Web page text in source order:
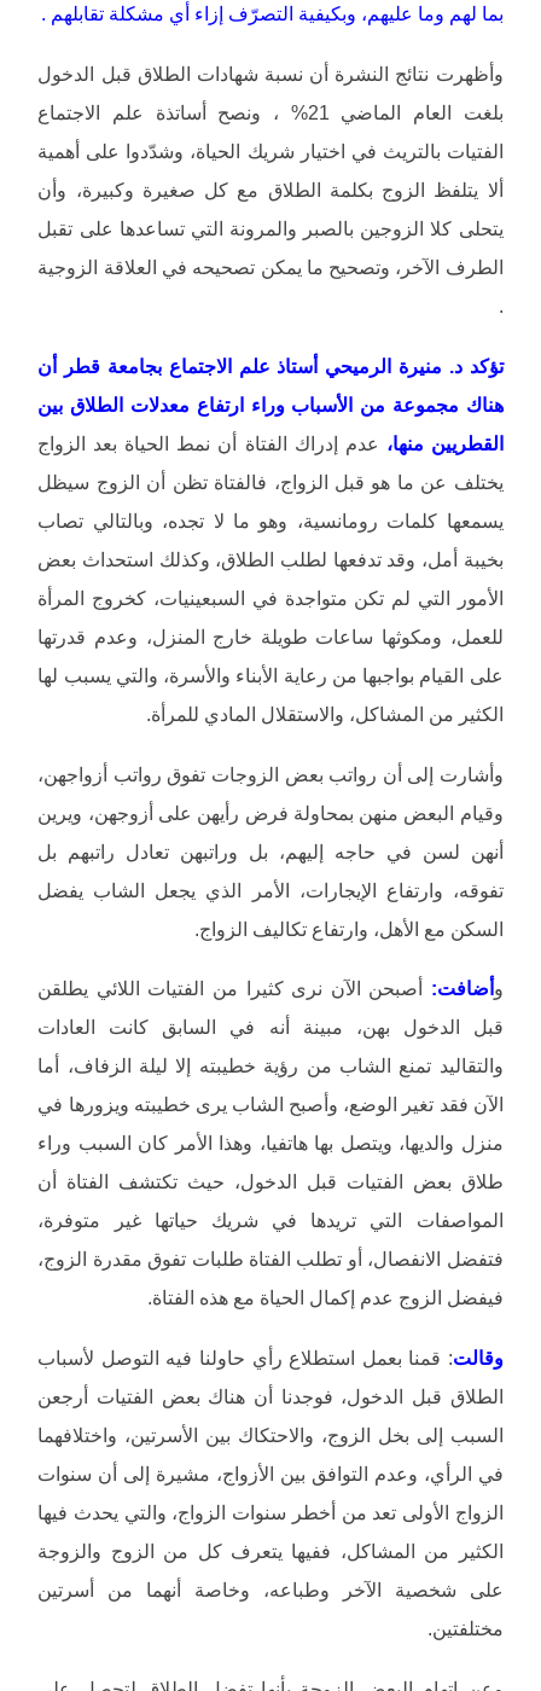
بما لهم وما عليهم، وبكيفية التصرّف إزاء أي مشكلة تقابلهم .
وأظهرت نتائج النشرة أن نسبة شهادات الطلاق قبل الدخول
بلغت العام الماضي 21% ، ونصح أساتذة علم الاجتماع
الفتيات بالتريث في اختيار شريك الحياة، وشدّدوا على أهمية
ألا يتلفظ الزوج بكلمة الطلاق مع كل صغيرة وكبيرة، وأن
يتحلى كلا الزوجين بالصبر والمرونة التي تساعدها على تقبل
الطرف الآخر، وتصحيح ما يمكن تصحيحه في العلاقة الزوجية
.
تؤكد د. منيرة الرميحي أستاذ علم الاجتماع بجامعة قطر أن
هناك مجموعة من الأسباب وراء ارتفاع معدلات الطلاق بين
القطريين منها، عدم إدراك الفتاة أن نمط الحياة بعد الزواج
يختلف عن ما هو قبل الزواج، فالفتاة تظن أن الزوج سيظل
يسمعها كلمات رومانسية، وهو ما لا تجده، وبالتالي تصاب
بخيبة أمل، وقد تدفعها لطلب الطلاق، وكذلك استحداث بعض
الأمور التي لم تكن متواجدة في السبعينيات، كخروج المرأة
للعمل، ومكوثها ساعات طويلة خارج المنزل، وعدم قدرتها
على القيام بواجبها من رعاية الأبناء والأسرة، والتي يسبب لها
الكثير من المشاكل، والاستقلال المادي للمرأة.
وأشارت إلى أن رواتب بعض الزوجات تفوق رواتب أزواجهن،
وقيام البعض منهن بمحاولة فرض رأيهن على أزوجهن، ويرين
أنهن لسن في حاجه إليهم، بل وراتبهن تعادل راتبهم بل
تفوقه، وارتفاع الإيجارات، الأمر الذي يجعل الشاب يفضل
السكن مع الأهل، وارتفاع تكاليف الزواج.
وأضافت: أصبحن الآن نرى كثيرا من الفتيات اللائي يطلقن
قبل الدخول بهن، مبينة أنه في السابق كانت العادات
والتقاليد تمنع الشاب من رؤية خطيبته إلا ليلة الزفاف، أما
الآن فقد تغير الوضع، وأصبح الشاب يرى خطيبته ويزورها في
منزل والديها، ويتصل بها هاتفيا، وهذا الأمر كان السبب وراء
طلاق بعض الفتيات قبل الدخول، حيث تكتشف الفتاة أن
المواصفات التي تريدها في شريك حياتها غير متوفرة،
فتفضل الانفصال، أو تطلب الفتاة طلبات تفوق مقدرة الزوج،
فيفضل الزوج عدم إكمال الحياة مع هذه الفتاة.
وقالت: قمنا بعمل استطلاع رأي حاولنا فيه التوصل لأسباب
الطلاق قبل الدخول، فوجدنا أن هناك بعض الفتيات أرجعن
السبب إلى بخل الزوج، والاحتكاك بين الأسرتين، واختلافهما
في الرأي، وعدم التوافق بين الأزواج، مشيرة إلى أن سنوات
الزواج الأولى تعد من أخطر سنوات الزواج، والتي يحدث فيها
الكثير من المشاكل، ففيها يتعرف كل من الزوج والزوجة
على شخصية الآخر وطباعه، وخاصة أنهما من أسرتين
مختلفتين.